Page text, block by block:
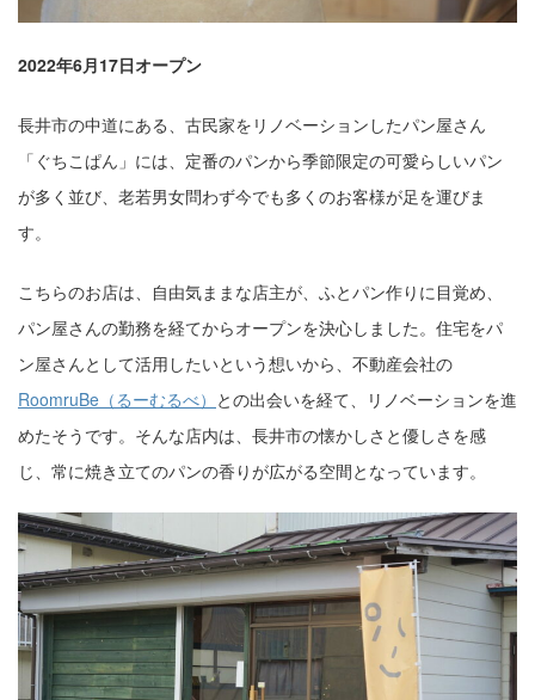
2022年6月17日オープン
長井市の中道にある、古民家をリノベーションしたパン屋さん
「ぐちこぱん」には、定番のパンから季節限定の可愛らしいパン
が多く並び、老若男女問わず今でも多くのお客様が足を運びま
す。
こちらのお店は、自由気ままな店主が、ふとパン作りに目覚め、
パン屋さんの勤務を経てからオープンを決心しました。住宅をパ
ン屋さんとして活用したいという想いから、不動産会社の
RoomruBe（るーむるべ） との出会いを経て、リノベーションを進
めたそうです。そんな店内は、長井市の懐かしさと優しさを感
じ、常に焼き立てのパンの香りが広がる空間となっています。